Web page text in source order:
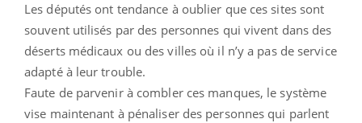
Les députés ont tendance à oublier que ces sites sont
souvent utilisés par des personnes qui vivent dans des
déserts médicaux ou des villes où il n’y a pas de service
adapté à leur trouble.
Faute de parvenir à combler ces manques, le système
vise maintenant à pénaliser des personnes qui parlent